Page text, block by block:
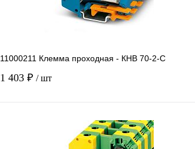
11000211 Клемма проходная - КНВ 70-2-С
1 403 ₽ / шт
В корзину